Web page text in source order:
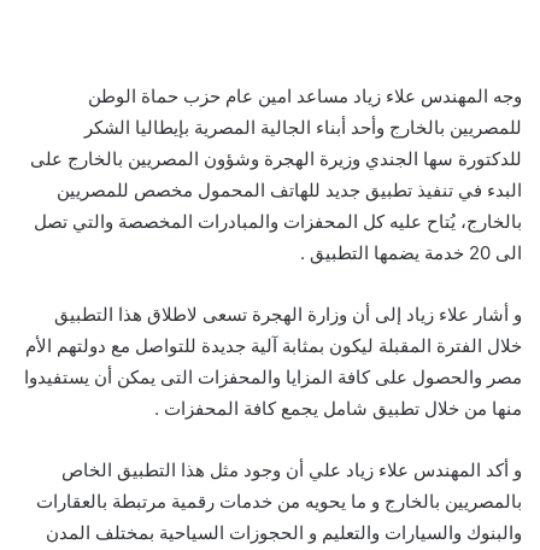
وجه المهندس علاء زياد مساعد امين عام حزب حماة الوطن
للمصريين بالخارج وأحد أبناء الجالية المصرية بإيطاليا الشكر
للدكتورة سها الجندي وزيرة الهجرة وشؤون المصريين بالخارج على
البدء في تنفيذ تطبيق جديد للهاتف المحمول مخصص للمصريين
بالخارج، يُتاح عليه كل المحفزات والمبادرات المخصصة والتي تصل
الى 20 خدمة يضمها التطبيق .
و أشار علاء زياد إلى أن وزارة الهجرة تسعى لاطلاق هذا التطبيق
خلال الفترة المقبلة ليكون بمثابة آلية جديدة للتواصل مع دولتهم الأم
مصر والحصول على كافة المزايا والمحفزات التى يمكن أن يستفيدوا
منها من خلال تطبيق شامل يجمع كافة المحفزات .
و أكد المهندس علاء زياد علي أن وجود مثل هذا التطبيق الخاص
بالمصريين بالخارج و ما يحويه من خدمات رقمية مرتبطة بالعقارات
والبنوك والسيارات والتعليم و الحجوزات السياحية بمختلف المدن